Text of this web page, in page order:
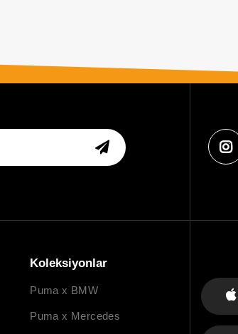
Koleksiyonlar
Puma x BMW
Puma x Mercedes